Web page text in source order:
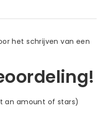
het schrijven van een
an amount of stars)